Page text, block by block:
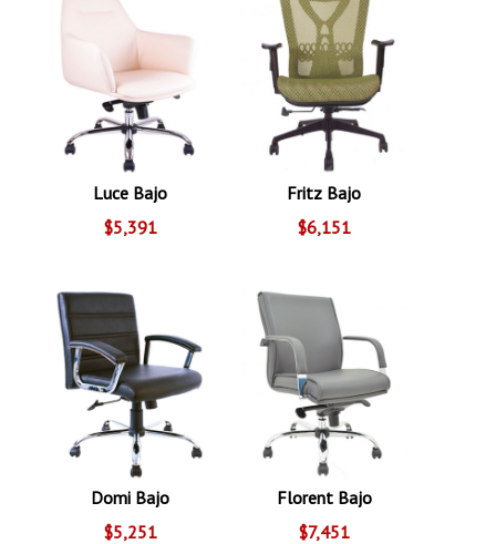
Luce Bajo
$5,391
Fritz Bajo
$6,151
Domi Bajo
$5,251
Florent Bajo
$7,451